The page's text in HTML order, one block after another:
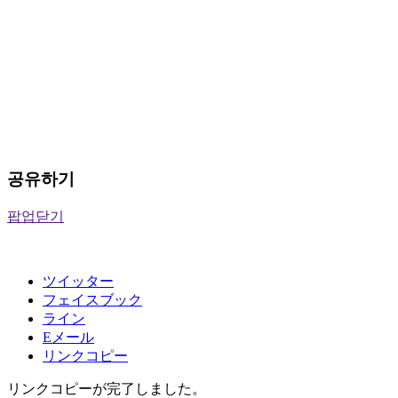
공유하기
팝업닫기
ツイッター
フェイスブック
ライン
Eメール
リンクコピー
リンクコピーが完了しました。